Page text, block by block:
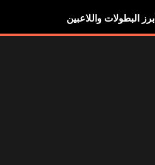
أبرز البطولات واللاعبين